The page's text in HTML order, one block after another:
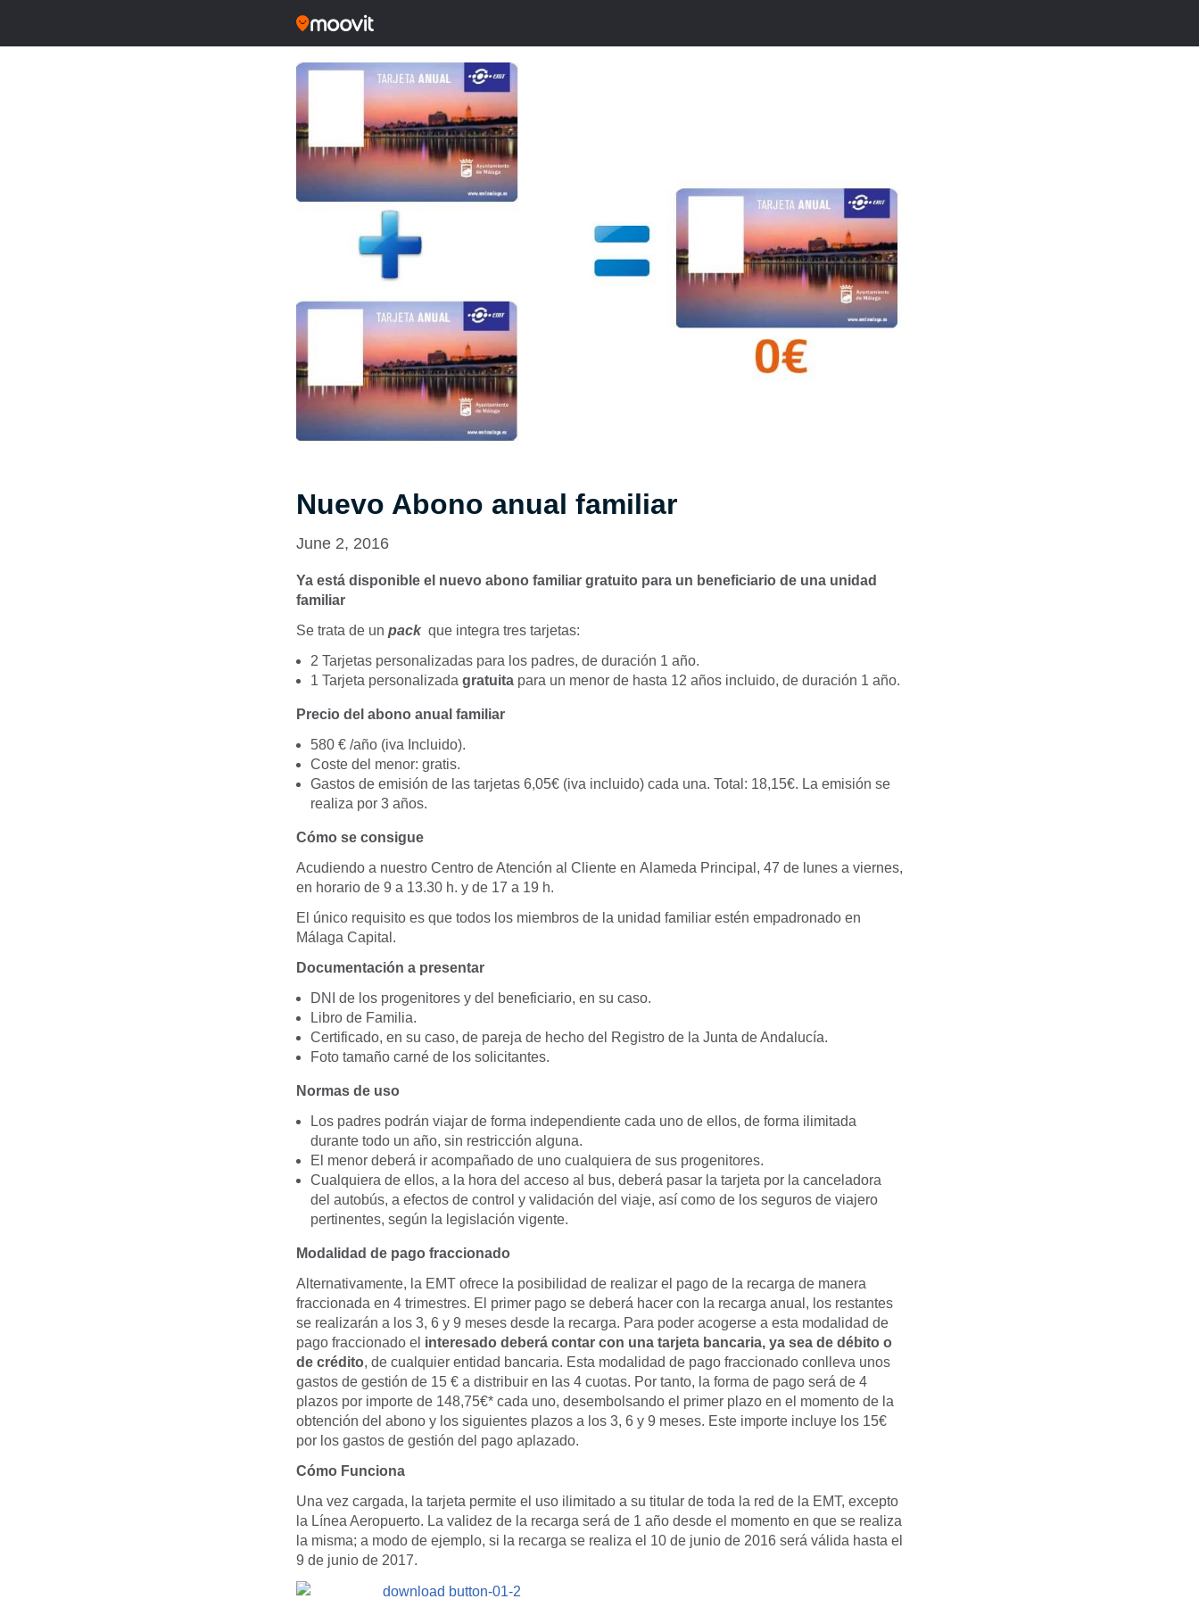
Nuevo Abono anual familiar
June 2, 2016
Ya está disponible el nuevo abono familiar gratuito para un beneficiario de una unidad
familiar
Se trata de un pack que integra tres tarjetas:
2 Tarjetas personalizadas para los padres, de duración 1 año.
1 Tarjeta personalizada gratuita para un menor de hasta 12 años incluido, de duración 1 año.
Precio del abono anual familiar
580 € /año (iva Incluido).
Coste del menor: gratis.
Gastos de emisión de las tarjetas 6,05€ (iva incluido) cada una. Total: 18,15€. La emisión se
realiza por 3 años.
Cómo se consigue
Acudiendo a nuestro Centro de Atención al Cliente en Alameda Principal, 47 de lunes a viernes,
en horario de 9 a 13.30 h. y de 17 a 19 h.
El único requisito es que todos los miembros de la unidad familiar estén empadronado en
Málaga Capital.
Documentación a presentar
DNI de los progenitores y del beneficiario, en su caso.
Libro de Familia.
Certificado, en su caso, de pareja de hecho del Registro de la Junta de Andalucía.
Foto tamaño carné de los solicitantes.
Normas de uso
Los padres podrán viajar de forma independiente cada uno de ellos, de forma ilimitada
durante todo un año, sin restricción alguna.
El menor deberá ir acompañado de uno cualquiera de sus progenitores.
Cualquiera de ellos, a la hora del acceso al bus, deberá pasar la tarjeta por la canceladora
del autobús, a efectos de control y validación del viaje, así como de los seguros de viajero
pertinentes, según la legislación vigente.
Modalidad de pago fraccionado
Alternativamente, la EMT ofrece la posibilidad de realizar el pago de la recarga de manera
fraccionada en 4 trimestres. El primer pago se deberá hacer con la recarga anual, los restantes
se realizarán a los 3, 6 y 9 meses desde la recarga. Para poder acogerse a esta modalidad de
pago fraccionado el interesado deberá contar con una tarjeta bancaria, ya sea de débito o
de crédito, de cualquier entidad bancaria. Esta modalidad de pago fraccionado conlleva unos
gastos de gestión de 15 € a distribuir en las 4 cuotas. Por tanto, l a forma de pago será de 4
plazos por importe de 148,75€* cada uno, desembolsando el primer plazo en el momento de la
obtención del abono y los siguientes plazos a los 3, 6 y 9 meses. Este importe incluye los 15€
por los gastos de gestión del pago aplazado.
Cómo Funciona
Una vez cargada, la tarjeta permite el uso ilimitado a su titular de toda la red de la EMT, excepto
la Línea Aeropuerto. La validez de la recarga será de 1 año desde el momento en que se realiza
la misma; a modo de ejemplo, si la recarga se realiza el 10 de junio de 2016 será válida hasta el
9 de junio de 2017.